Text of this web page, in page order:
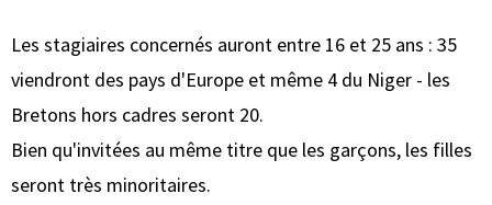
Les stagiaires concernés auront entre 16 et 25 ans : 35
viendront des pays d'Europe et même 4 du Niger - les
Bretons hors cadres seront 20.
Bien qu'invitées au même titre que les garçons, les filles
seront très minoritaires.